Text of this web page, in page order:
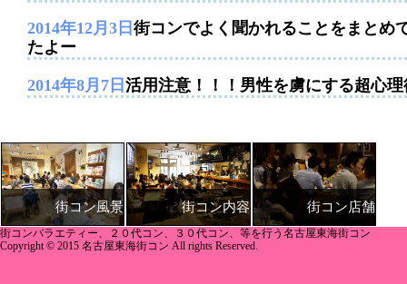
2014年12月3日 街コンでよく聞かれることをまとめ
たよー
2014年8月7日 活用注意！！！男性を虜にする超心理
街コン風景 街コン内容 街コン店舗
街コンバラエティー、２０代コン、３０代コン、等を行う名古屋東海街コン
Copyright © 2015 名古屋東海街コン All rights Reserved.